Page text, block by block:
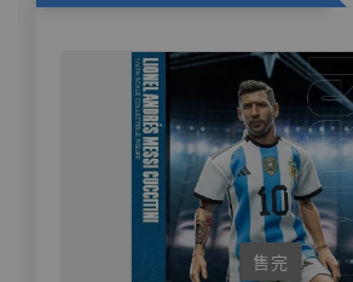
售完